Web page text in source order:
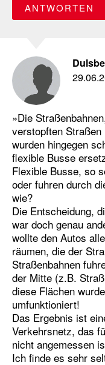
ANTWORTEN
»Die
verstopften
wurden hingegen
flexible Busse
Flexible Busse, so
oder fuhren durch
wie?
Die Entscheidung,
war doch genau
wollte den Autos
räumen, die der
Straßenbahnen
der Mitte (z.B.
diese Flächen
umfunktioniert!
Das Ergebnis ist
Verkehrsnetz, das
nicht angemessen
Ich finde es sehr